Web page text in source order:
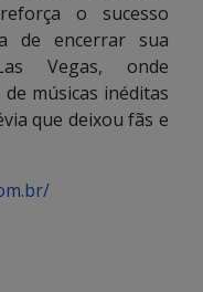
o sucesso
de encerrar sua
Vegas, onde
músicas inéditas
que deixou fãs e